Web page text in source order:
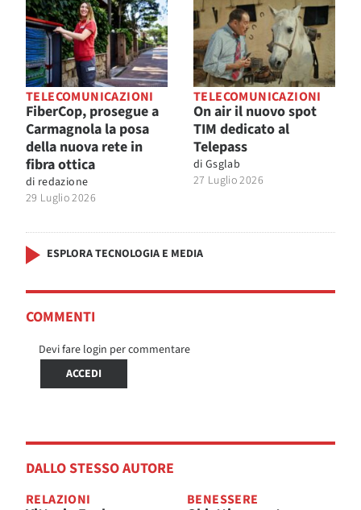
TELECOMUNICAZIONI
FiberCop, prosegue a
Carmagnola la posa
della nuova rete in
fibra ottica
di redazione
29 Luglio 2026
TELECOMUNICAZIONI
On air il nuovo spot
TIM dedicato al
Telepass
di Gsglab
27 Luglio 2026
ESPLORA TECNOLOGIA E MEDIA
COMMENTI
Devi fare login per commentare
ACCEDI
DALLO STESSO AUTORE
RELAZIONI BENESSERE